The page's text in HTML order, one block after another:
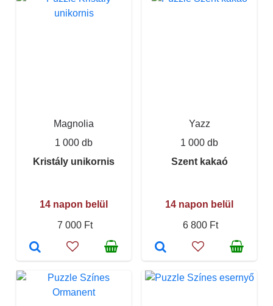
Magnolia
1 000 db
Kristály unikornis
14 napon belül
7 000 Ft
Yazz
1 000 db
Szent kakaó
14 napon belül
6 800 Ft